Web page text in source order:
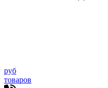
руб
товаров